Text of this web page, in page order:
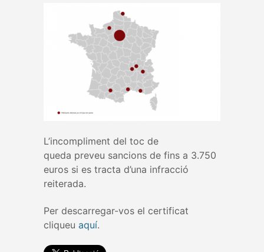
L’incompliment del toc de
queda preveu sancions de fins a 3.750
euros si es tracta d’una infracció
reiterada.
Per descarregar-vos el certificat
cliqueu aquí.